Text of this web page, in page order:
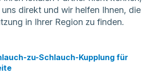
direkt und wir helfen Ihnen, die
in Ihrer Region zu finden.
zu-Schlauch-Kupplung für